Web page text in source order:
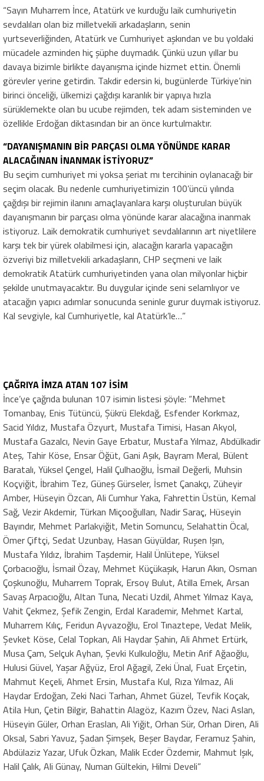
“Sayın Muharrem İnce, Atatürk ve kurduğu laik cumhuriyetin
sevdalıları olan biz milletvekili arkadaşların, senin
yurtseverliğinden, Atatürk ve Cumhuriyet aşkından ve bu yoldaki
mücadele azminden hiç şüphe duymadık. Çünkü uzun yıllar bu
davaya bizimle birlikte dayanışma içinde hizmet ettin. Önemli
görevler yerine getirdin. Takdir edersin ki, bugünlerde Türkiye’nin
birinci önceliği, ülkemizi çağdışı karanlık bir yapıya hızla
sürüklemekte olan bu ucube rejimden, tek adam sisteminden ve
özellikle Erdoğan diktasından bir an önce kurtulmaktır.
“DAYANIŞMANIN BİR PARÇASI OLMA YÖNÜNDE KARAR
ALACAĞINAN İNANMAK İSTİYORUZ”
Bu seçim cumhuriyet mi yoksa şeriat mı tercihinin oylanacağı bir
seçim olacak. Bu nedenle cumhuriyetimizin 100’üncü yılında
çağdışı bir rejimin ilanını amaçlayanlara karşı oluşturulan büyük
dayanışmanın bir parçası olma yönünde karar alacağına inanmak
istiyoruz. Laik demokratik cumhuriyet sevdalılarının art niyetlilere
karşı tek bir yürek olabilmesi için, alacağın kararla yapacağın
özveriyi biz milletvekili arkadaşların, CHP seçmeni ve laik
demokratik Atatürk cumhuriyetinden yana olan milyonlar hiçbir
şekilde unutmayacaktır. Bu duygular içinde seni selamlıyor ve
atacağın yapıcı adımlar sonucunda seninle gurur duymak istiyoruz.
Kal sevgiyle, kal Cumhuriyetle, kal Atatürk’le…”
ÇAĞRIYA İMZA ATAN 107 İSİM
İnce’ye çağrıda bulunan 107 isimin listesi şöyle: “Mehmet
Tomanbay, Enis Tütüncü, Şükrü Elekdağ, Esfender Korkmaz,
Sacid Yıldız, Mustafa Özyurt, Mustafa Timisi, Hasan Akyol,
Mustafa Gazalcı, Nevin Gaye Erbatur, Mustafa Yılmaz, Abdülkadir
Ateş, Tahir Köse, Ensar Öğüt, Gani Aşık, Bayram Meral, Bülent
Baratalı, Yüksel Çengel, Halil Çulhaoğlu, İsmail Değerli, Muhsin
Koçyiğit, İbrahim Tez, Güneş Gürseler, İsmet Çanakçı, Züheyir
Amber, Hüseyin Özcan, Ali Cumhur Yaka, Fahrettin Üstün, Kemal
Sağ, Vezir Akdemir, Türkan Miçooğulları, Nadir Saraç, Hüseyin
Bayındır, Mehmet Parlakyiğit, Metin Somuncu, Selahattin Öcal,
Ömer Çiftçi, Sedat Uzunbay, Hasan Güyüldar, Ruşen Işın,
Mustafa Yıldız, İbrahim Taşdemir, Halil Ünlütepe, Yüksel
Çorbacıoğlu, İsmail Özay, Mehmet Küçükaşık, Harun Akın, Osman
Çoşkunoğlu, Muharrem Toprak, Ersoy Bulut, Atilla Emek, Arsan
Savaş Arpacıoğlu, Altan Tuna, Necati Uzdil, Ahmet Yılmaz Kaya,
Vahit Çekmez, Şefik Zengin, Erdal Karademir, Mehmet Kartal,
Muharrem Kılıç, Feridun Ayvazoğlu, Erol Tınaztepe, Vedat Melik,
Şevket Köse, Celal Topkan, Ali Haydar Şahin, Ali Ahmet Ertürk,
Musa Çam, Selçuk Ayhan, Şevki Kulkuloğlu, Metin Arif Ağaoğlu,
Hulusi Güvel, Yaşar Ağyüz, Erol Ağagil, Zeki Ünal, Fuat Erçetin,
Mahmut Keçeli, Ahmet Ersin, Mustafa Kul, Rıza Yılmaz, Ali
Haydar Erdoğan, Zeki Naci Tarhan, Ahmet Güzel, Tevfik Koçak,
Atila Hun, Çetin Bilgir, Bahattin Alagöz, Kazım Özev, Naci Aslan,
Hüseyin Güler, Orhan Eraslan, Ali Yiğit, Orhan Sür, Orhan Diren, Ali
Oksal, Sabri Yavuz, Şadan Şimşek, Beşer Baydar, Feramuz Şahin,
Abdülaziz Yazar, Ufuk Özkan, Malik Ecder Özdemir, Mahmut Işık,
Halil Çalık, Ali Günay, Numan Gültekin, Hilmi Develi”